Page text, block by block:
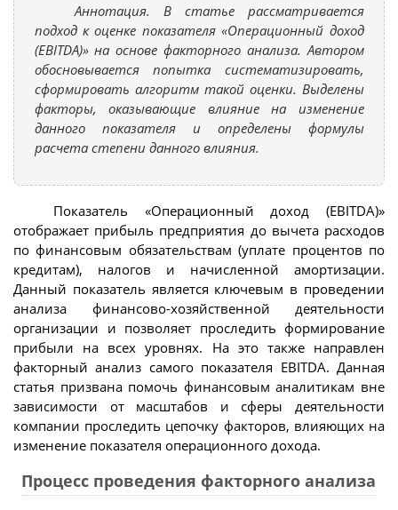
Аннотация. В статье рассматривается
подход к оценке показателя «Операционный доход
(EBITDA)» на основе факторного анализа. Автором
обосновывается попытка систематизировать,
сформировать алгоритм такой оценки. Выделены
факторы, оказывающие влияние на изменение
данного показателя и определены формулы
расчета степени данного влияния.
Показатель «Операционный доход (EBITDA)»
отображает прибыль предприятия до вычета расходов
по финансовым обязательствам (уплате процентов по
кредитам), налогов и начисленной амортизации.
Данный показатель является ключевым в проведении
анализа финансово-хозяйственной деятельности
организации и позволяет проследить формирование
прибыли на всех уровнях. На это также направлен
факторный анализ самого показателя EBITDA. Данная
статья призвана помочь финансовым аналитикам вне
зависимости от масштабов и сферы деятельности
компании проследить цепочку факторов, влияющих на
изменение показателя операционного дохода.
Процесс проведения факторного анализа